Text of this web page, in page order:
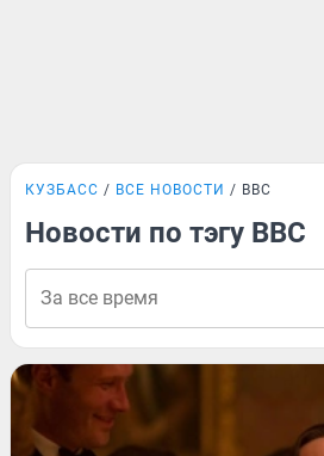
КУЗБАСС ВСЕ НОВОСТИ ВВС
Новости по тэгу ВВС